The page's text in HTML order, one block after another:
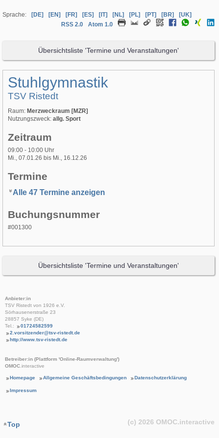
Sprache: [DE] [EN] [FR] [ES] [IT] [NL] [PL] [PT] [BR]
[UK]
RSS 2.0
Atom 1.0
Übersichtsliste 'Termine und Veranstaltungen'
Stuhlgymnastik
TSV Ristedt
Raum: Merzweckraum [MZR]
Nutzungszweck: allg. Sport
Zeitraum
09:00 - 10:00 Uhr
Mi., 07.01.26 bis Mi., 16.12.26
Termine
Alle 47 Termine anzeigen
Buchungsnummer
#001300
Übersichtsliste 'Termine und Veranstaltungen'
Anbieter:in
TSV Ristedt von 1926 e.V.
Sörhausenerstraße 23
28857 Syke (DE)
Tel.:
01724582599
2.vorsitzender@tsv-ristedt.de
http://www.tsv-ristedt.de
Betreiber:in (Plattform 'Online-Raumverwaltung')
OMOC.interactive
Homepage Allgemeine Geschäftsbedingungen Datenschutzerklärung
Impressum
Top (c) 2026 OMOC.interactive